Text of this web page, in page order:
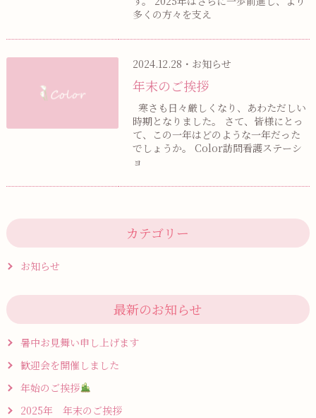
多くの方々を支え
2024.12.28・お知らせ
年末のご挨拶
寒さも日々厳しくなり、あわただしい
時期となりました。 さて、皆様にとっ
て、この一年はどのような一年だった
でしょうか。 Color訪問看護ステーシ
ョ
カテゴリー
お知らせ
最新のお知らせ
暑中お見舞い申し上げます
歓迎会を開催しました
年始のご挨拶
2025年 年末のご挨拶